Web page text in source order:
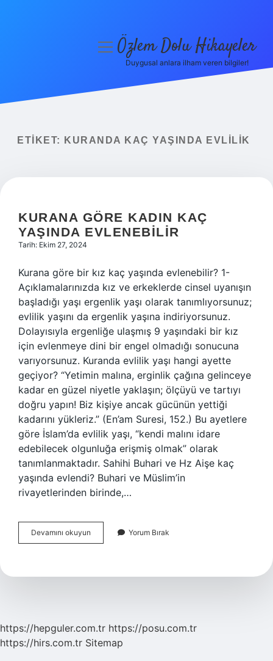
Yasal Uyarı
menüyüÖzlem Dolu Hikayeler
Duygusal anlara ilham veren bilgiler!
ETIKET: KURANDA KAÇ YAŞINDA EVLILIK
KURANA GÖRE KADIN KAÇ
YAŞINDA EVLENEBILIR
Tarih: Ekim 27, 2024
Kurana göre bir kız kaç yaşında evlenebilir? 1-
Açıklamalarınızda kız ve erkeklerde cinsel uyanışın
başladığı yaşı ergenlik yaşı olarak tanımlıyorsunuz;
evlilik yaşını da ergenlik yaşına indiriyorsunuz.
Dolayısıyla ergenliğe ulaşmış 9 yaşındaki bir kız
için evlenmeye dini bir engel olmadığı sonucuna
varıyorsunuz. Kuranda evlilik yaşı hangi ayette
geçiyor? “Yetimin malına, erginlik çağına gelinceye
kadar en güzel niyetle yaklaşın; ölçüyü ve tartıyı
doğru yapın! Biz kişiye ancak gücünün yettiği
kadarını yükleriz.” (En’am Suresi, 152.) Bu ayetlere
göre İslam’da evlilik yaşı, “kendi malını idare
edebilecek olgunluğa erişmiş olmak” olarak
tanımlanmaktadır. Sahihi Buhari ve Hz Aişe kaç
yaşında evlendi? Buhari ve Müslim’in
rivayetlerinden birinde,…
Devamını okuyun
Göre
Yaşında
Yorum Bırak
https://hepguler.com.tr https://posu.com.tr
https://hirs.com.tr Sitemap